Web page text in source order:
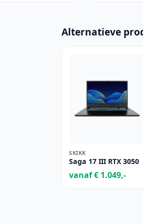
Alternatieve
SKIKK
Saga 17 III RTX 3050
vanaf € 1.049,-